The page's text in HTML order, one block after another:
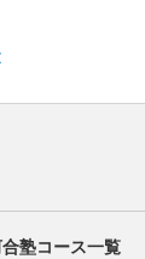
塾コース一覧